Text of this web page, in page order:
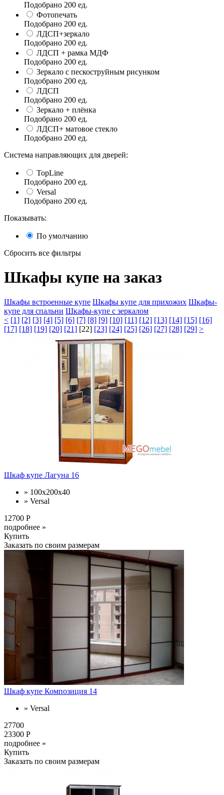
Подобрано 200 ед.
Фотопечать
Подобрано 200 ед.
ЛДСП+зеркало
Подобрано 200 ед.
ЛДСП + рамка МДФ
Подобрано 200 ед.
Зеркало с пескоструйным рисунком
Подобрано 200 ед.
ЛДСП
Подобрано 200 ед.
Зеркало + плёнка
Подобрано 200 ед.
ЛДСП+ матовое стекло
Подобрано 200 ед.
Система направляющих для дверей:
TopLine
Подобрано 200 ед.
Versal
Подобрано 200 ед.
Показывать:
По умолчанию
Сбросить все фильтры
Шкафы купе на заказ
Шкафы встроенные купе Шкафы купе для прихожих Шкафы-
купе для спальни Шкафы-купе с зеркалом
< [1] [2] [3] [4] [5] [6] [7] [8] [9] [10] [11] [12] [13] [14] [15] [16]
[17] [18] [19] [20] [21] [22] [23] [24] [25] [26] [27] [28] [29] >
Шкаф купе Лагуна 16
» 100x200x40
» Versal
12700 Р
подробнее »
Купить
Заказать по своим размерам
Шкаф купе Композиция 14
» Versal
27700
23300 Р
подробнее »
Купить
Заказать по своим размерам